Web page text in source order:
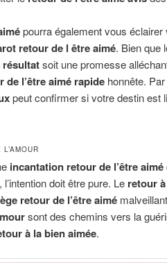
pourra également vous éclairer
retour de l être aimé. Bien que
résultatsoit une promesse
de l’être aimé rapide honnête.
peut confirmer si votre destin est
incantation retour de l’être aimé
, l’intention doit être pure. Le retour
retour de l’être aimé
sont des chemins vers la
à la bien aimée.